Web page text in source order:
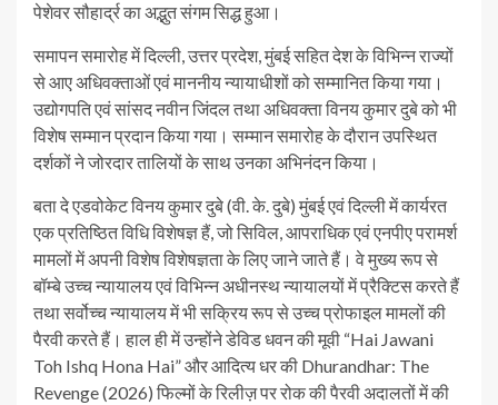
पेशेवर सौहार्द्र का अद्भुत संगम सिद्ध हुआ।
समापन समारोह में दिल्ली, उत्तर प्रदेश, मुंबई सहित देश के विभिन्न राज्यों
से आए अधिवक्ताओं एवं माननीय न्यायाधीशों को सम्मानित किया गया।
उद्योगपति एवं सांसद नवीन जिंदल तथा अधिवक्ता विनय कुमार दुबे को भी
विशेष सम्मान प्रदान किया गया। सम्मान समारोह के दौरान उपस्थित
दर्शकों ने जोरदार तालियों के साथ उनका अभिनंदन किया।
बता दे एडवोकेट विनय कुमार दुबे (वी. के. दुबे) मुंबई एवं दिल्ली में कार्यरत
एक प्रतिष्ठित विधि विशेषज्ञ हैं, जो सिविल, आपराधिक एवं एनपीए परामर्श
मामलों में अपनी विशेष विशेषज्ञता के लिए जाने जाते हैं। वे मुख्य रूप से
बॉम्बे उच्च न्यायालय एवं विभिन्न अधीनस्थ न्यायालयों में प्रैक्टिस करते हैं
तथा सर्वोच्च न्यायालय में भी सक्रिय रूप से उच्च प्रोफाइल मामलों की
पैरवी करते हैं। हाल ही में उन्होंने डेविड धवन की मूवी “Hai Jawani
Toh Ishq Hona Hai” और आदित्य धर की Dhurandhar: The
Revenge (2026) फिल्मों के रिलीज़ पर रोक की पैरवी अदालतों में की